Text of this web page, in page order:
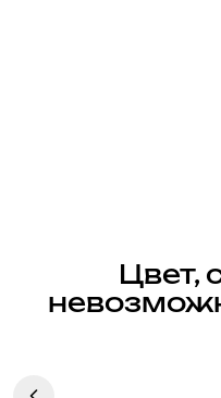
Цвет,